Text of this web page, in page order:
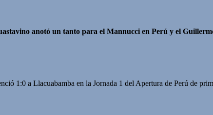
anotó un tanto para el Mannucci en Perú y el
1:0 a Llacuabamba en la Jornada 1 del Apertura de Perú de